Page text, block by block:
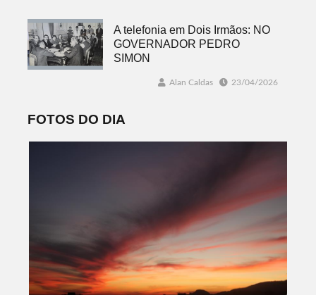
A telefonia em Dois Irmãos: NO
GOVERNADOR PEDRO
SIMON
Alan Caldas 23/04/2026
FOTOS DO DIA